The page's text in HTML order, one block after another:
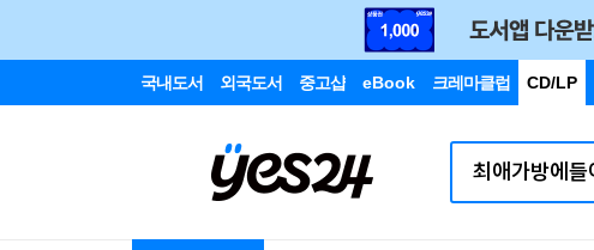
국내도서 외국도서 중고샵 eBook 크레마클럽 CD/LP